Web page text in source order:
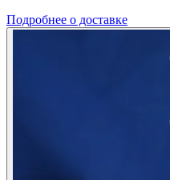
Подробнее о доставке